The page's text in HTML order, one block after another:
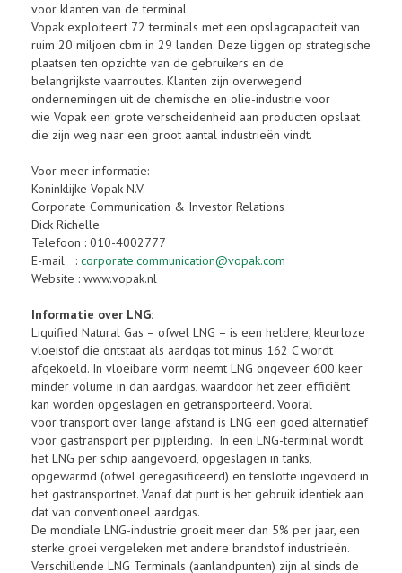
voor klanten van de terminal.
Vopak exploiteert 72 terminals met een opslagcapaciteit van
ruim 20 miljoen cbm in 29 landen. Deze liggen op strategische
plaatsen ten opzichte van de gebruikers en de
belangrijkste vaarroutes. Klanten zijn overwegend
ondernemingen uit de chemische en olie-industrie voor
wie Vopak een grote verscheidenheid aan producten opslaat
die zijn weg naar een groot aantal industrieën vindt.
Voor meer informatie:
Koninklijke Vopak N.V.
Corporate Communication & Investor Relations
Dick Richelle
Telefoon : 010-4002777
E-mail : corporate.communication@vopak.com
Website : www.vopak.nl
Informatie over LNG:
Liquified Natural Gas – ofwel LNG – is een heldere, kleurloze
vloeistof die ontstaat als aardgas tot minus 162 C wordt
afgekoeld. In vloeibare vorm neemt LNG ongeveer 600 keer
minder volume in dan aardgas, waardoor het zeer efficiënt
kan worden opgeslagen en getransporteerd. Vooral
voor transport over lange afstand is LNG een goed alternatief
voor gastransport per pijpleiding. In een LNG-terminal wordt
het LNG per schip aangevoerd, opgeslagen in tanks,
opgewarmd (ofwel geregasificeerd) en tenslotte ingevoerd in
het gastransportnet. Vanaf dat punt is het gebruik identiek aan
dat van conventioneel aardgas.
De mondiale LNG-industrie groeit meer dan 5% per jaar, een
sterke groei vergeleken met andere brandstof industrieën.
Verschillende LNG Terminals (aanlandpunten) zijn al sinds de